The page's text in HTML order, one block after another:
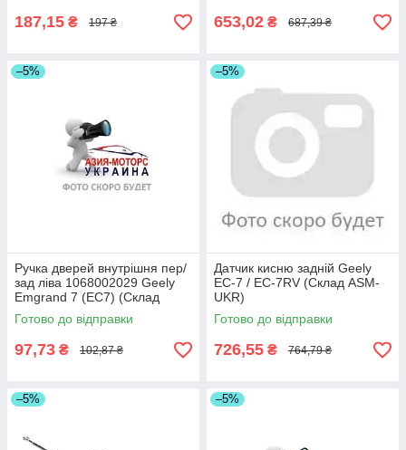
187,15 ₴ 197 ₴ 653,02 ₴ 687,39 ₴
–5%
Ручка дверей внутрішня пер/
зад ліва 1068002029 Geely
Emgrand 7 (EC7) (Склад
ASM-UKR)
Готово до відправки
97,73 ₴ 102,87 ₴
–5%
Датчик кисню задній Geely
EC-7 / EC-7RV (Склад ASM-
UKR)
Готово до відправки
726,55 ₴ 764,79 ₴
–5% –5%